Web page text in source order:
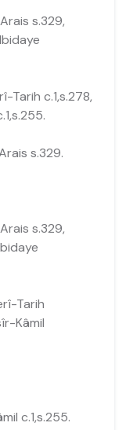
s.329,
Tarih c.1,s.278,
s.329.
s.329,
Tarih
Kâmil
c.1,s.255.